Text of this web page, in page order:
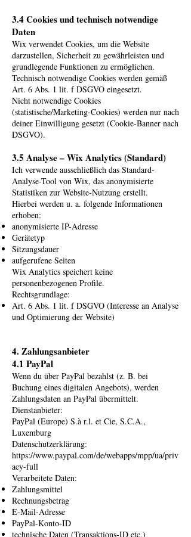
3.4 Cookies und technisch notwendige
Daten
Wix verwendet Cookies, um die Website
darzustellen, Sicherheit zu gewährleisten und
grundlegende Funktionen zu ermöglichen.
Technisch notwendige Cookies werden gemäß
Art. 6 Abs. 1 lit. f DSGVO eingesetzt.
Nicht notwendige Cookies
(statistische/Marketing-Cookies) werden nur nach
deiner Einwilligung gesetzt (Cookie-Banner nach
DSGVO).
3.5 Analyse – Wix Analytics (Standard)
Ich verwende ausschließlich das Standard-
Analyse-Tool von Wix, das anonymisierte
Statistiken zur Website-Nutzung erstellt.
Hierbei werden u. a. folgende Informationen
erhoben:
anonymisierte IP-Adresse
Gerätetyp
Sitzungsdauer
aufgerufene Seiten
Wix Analytics speichert keine
personenbezogenen Profile.
Rechtsgrundlage:
Art. 6 Abs. 1 lit. f DSGVO (Interesse an Analyse
und Optimierung der Website)
4. Zahlungsanbieter
4.1 PayPal
Wenn du über PayPal bezahlst (z. B. bei
Buchung eines digitalen Angebots), werden
Zahlungsdaten an PayPal übermittelt.
Dienstanbieter:
PayPal (Europe) S.à r.l. et Cie, S.C.A.,
Luxemburg
Datenschutzerklärung:
https://www.paypal.com/de/webapps/mpp/ua/priv
acy-full
Verarbeitete Daten:
Zahlungsmittel
Rechnungsbetrag
E-Mail-Adresse
PayPal-Konto-ID
technische Daten (Transaktions-ID etc.)